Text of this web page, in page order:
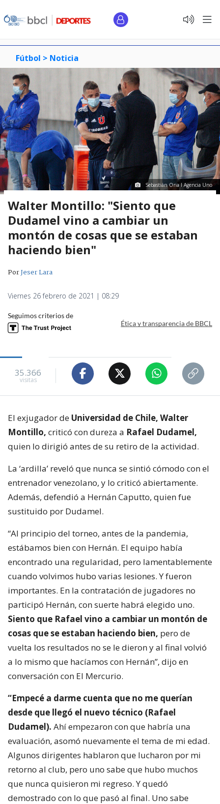
Fútbol > Noticia
Sebastián Oria I Agencia Uno
Walter Montillo: "Siento que
Dudamel vino a cambiar un
montón de cosas que se estaban
haciendo bien"
PorJeser Lara
Viernes 26 febrero de 2021 | 08:29
Seguimos criterios de
Ética y transparencia de BBCL
35.366
visitas
El exjugador de Universidad de Chile, Walter
Montillo, criticó con dureza a Rafael Dudamel,
quien lo dirigió antes de su retiro de la actividad.
La ‘ardilla’ reveló que nunca se sintió cómodo con el
entrenador venezolano, y lo criticó abiertamente.
Además, defendió a Hernán Caputto, quien fue
sustituido por Dudamel.
“Al principio del torneo, antes de la pandemia,
estábamos bien con Hernán. El equipo había
encontrado una regularidad, pero lamentablemente
cuando volvimos hubo varias lesiones. Y fueron
importantes. En la contratación de jugadores no
participó Hernán, con suerte habrá elegido uno.
Siento que Rafael vino a cambiar un montón de
cosas que se estaban haciendo bien, pero de
vuelta los resultados no se le dieron y al final volvió
a lo mismo que hacíamos con Hernán”, dijo en
conversación con El Mercurio.
“Empecé a darme cuenta que no me querían
desde que llegó el nuevo técnico (Rafael
Dudamel). Ahí empezaron con que habría una
evaluación, asomó nuevamente el tema de mi edad.
Algunos dirigentes hablaron que lucharon por mi
retorno al club, pero uno sabe que hubo muchos
que nunca quisieron mi regreso. Y quedó
demostrado con lo que pasó al final. Uno sabe